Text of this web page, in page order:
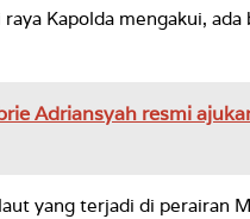
Kapolda mengakui, ada
Adriansyah resmi
yang terjadi di perairan